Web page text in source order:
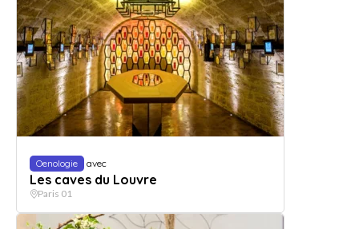
Oenologie avec
Les caves du Louvre
Paris 01